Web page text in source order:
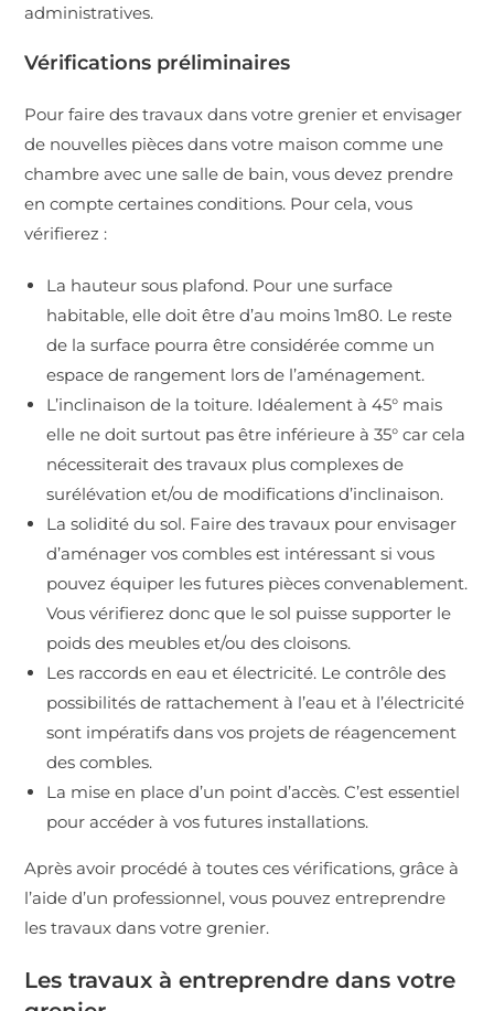
administratives.
Vérifications préliminaires
Pour faire des travaux dans votre grenier et envisager
de nouvelles pièces dans votre maison comme une
chambre avec une salle de bain, vous devez prendre
en compte certaines conditions. Pour cela, vous
vérifierez :
La hauteur sous plafond. Pour une surface
habitable, elle doit être d’au moins 1m80. Le reste
de la surface pourra être considérée comme un
espace de rangement lors de l’aménagement.
L’inclinaison de la toiture. Idéalement à 45° mais
elle ne doit surtout pas être inférieure à 35° car cela
nécessiterait des travaux plus complexes de
surélévation et/ou de modifications d’inclinaison.
La solidité du sol. Faire des travaux pour envisager
d’aménager vos combles est intéressant si vous
pouvez équiper les futures pièces convenablement.
Vous vérifierez donc que le sol puisse supporter le
poids des meubles et/ou des cloisons.
Les raccords en eau et électricité. Le contrôle des
possibilités de rattachement à l’eau et à l’électricité
sont impératifs dans vos projets de réagencement
des combles.
La mise en place d’un point d’accès. C’est essentiel
pour accéder à vos futures installations.
Après avoir procédé à toutes ces vérifications, grâce à
l’aide d’un professionnel, vous pouvez entreprendre
les travaux dans votre grenier.
Les travaux à entreprendre dans votre